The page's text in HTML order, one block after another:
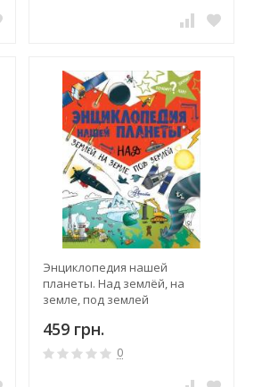
Энциклопедия нашей
планеты. Над землёй, на
земле, под землей
459 грн.
0